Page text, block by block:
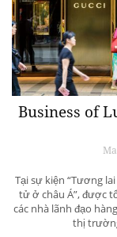
Business of
Tại sự kiện “Tương
tử ở châu Á”, được
các nhà lãnh đạo
thị